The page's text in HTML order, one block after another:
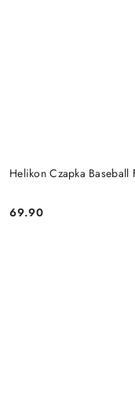
Helikon Czapka Baseball
Cena:
69.90